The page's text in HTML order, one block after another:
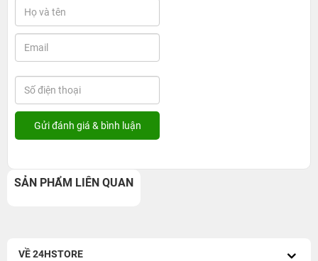
SẢN PHẨM LIÊN QUAN
VỀ 24HSTORE